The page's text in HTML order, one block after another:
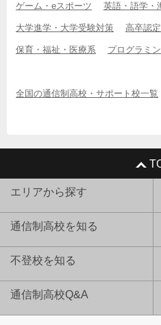
ゲーム・eスポーツ 英語・語学・
大学進学・大学受験対策 高卒認
保育・福祉・医療系 プログラミ
全国の通信制高校・サポート校一覧
エリアから探す
通信制高校を知る
不登校を知る
通信制高校Q&A